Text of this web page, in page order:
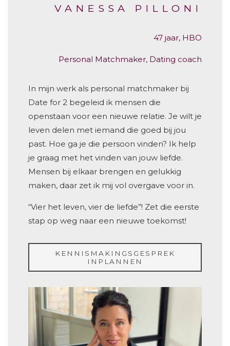
VANESSA PILLONI
47 jaar, HBO
Personal Matchmaker, Dating coach
In mijn werk als personal matchmaker bij
Date for 2 begeleid ik mensen die
openstaan voor een nieuwe relatie. Je wilt je
leven delen met iemand die goed bij jou
past. Hoe ga je die persoon vinden? Ik help
je graag met het vinden van jouw liefde.
Mensen bij elkaar brengen en gelukkig
maken, daar zet ik mij vol overgave voor in.
“Vier het leven, vier de liefde”! Zet die eerste
stap op weg naar een nieuwe toekomst!
KENNISMAKINGSGESPREK
INPLANNEN